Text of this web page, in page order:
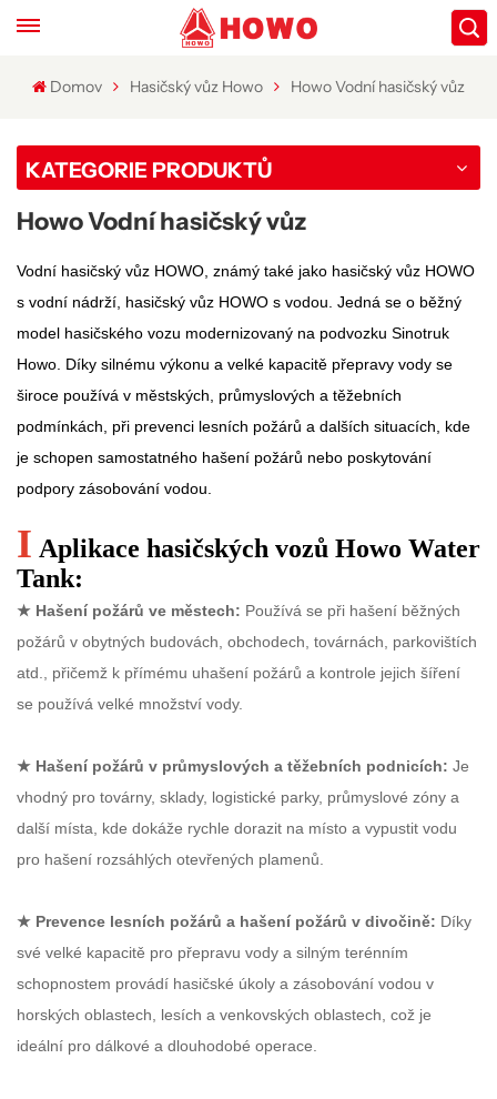
Domov Hasičský vůz Howo Howo Vodní hasičský vůz
KATEGORIE PRODUKTŮ
Howo Vodní hasičský vůz
Vodní hasičský vůz HOWO, známý také jako hasičský vůz HOWO
s vodní nádrží, hasičský vůz HOWO s vodou. Jedná se o běžný
model hasičského vozu modernizovaný na podvozku Sinotruk
Howo. Díky silnému výkonu a velké kapacitě přepravy vody se
široce používá v městských, průmyslových a těžebních
podmínkách, při prevenci lesních požárů a dalších situacích, kde
je schopen samostatného hašení požárů nebo poskytování
podpory zásobování vodou.
I Aplikace hasičských vozů Howo Water
Tank:
★ Hašení požárů ve městech: Používá se při hašení běžných
požárů v obytných budovách, obchodech, továrnách, parkovištích
atd., přičemž k přímému uhašení požárů a kontrole jejich šíření
se používá velké množství vody.
★ Hašení požárů v průmyslových a těžebních podnicích: Je
vhodný pro továrny, sklady, logistické parky, průmyslové zóny a
další místa, kde dokáže rychle dorazit na místo a vypustit vodu
pro hašení rozsáhlých otevřených plamenů.
★ Prevence lesních požárů a hašení požárů v divočině: Díky
své velké kapacitě pro přepravu vody a silným terénním
schopnostem provádí hasičské úkoly a zásobování vodou v
horských oblastech, lesích a venkovských oblastech, což je
ideální pro dálkové a dlouhodobé operace.